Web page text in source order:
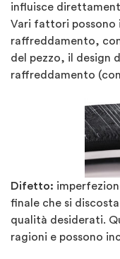
influisce
Vari fattori possono
raffreddamento,
del pezzo, il design
raffreddamento
Difetto:
finale che si
qualità desiderati.
ragioni e possono